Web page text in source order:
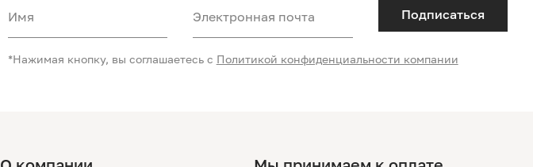
Имя Электронная почта Подписаться
*Нажимая кнопку, вы соглашаетесь с Политикой конфиденциальности компании